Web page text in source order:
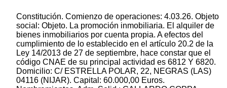
Constitución. Comienzo de operaciones: 4.03.26. Objeto
social: Objeto. La promoción inmobiliaria. El alquiler de
bienes inmobiliarios por cuenta propia. A efectos del
cumplimiento de lo establecido en el artículo 20.2 de la
Ley 14/2013 de 27 de septiembre, hace constar que el
código CNAE de su principal actividad es 6812 Y 6820.
Domicilio: C/ ESTRELLA POLAR, 22, NEGRAS (LAS)
04116 (NIJAR). Capital: 60.000,00 Euros.